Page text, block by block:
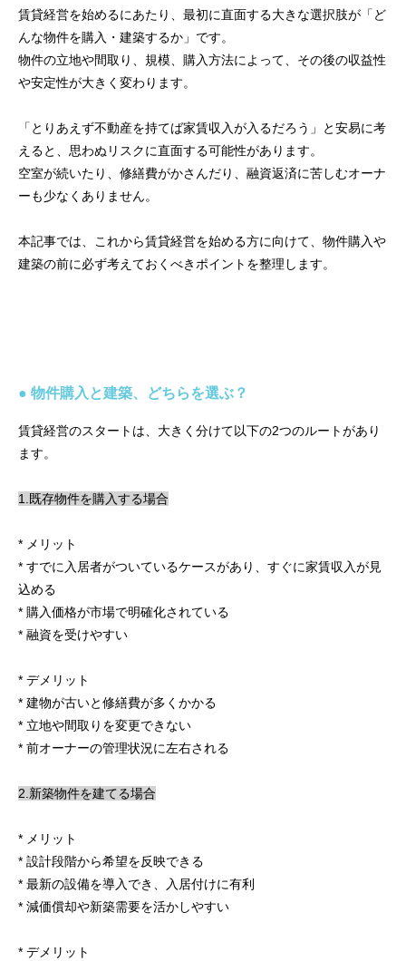
賃貸経営を始めるにあたり、最初に直面する大きな選択肢が「ど
んな物件を購入・建築するか」です。
物件の立地や間取り、規模、購入方法によって、その後の収益性
や安定性が大きく変わります。
「とりあえず不動産を持てば家賃収入が入るだろう」と安易に考
えると、思わぬリスクに直面する可能性があります。
空室が続いたり、修繕費がかさんだり、融資返済に苦しむオーナ
ーも少なくありません。
本記事では、これから賃貸経営を始める方に向けて、物件購入や
建築の前に必ず考えておくべきポイントを整理します。
● 物件購入と建築、どちらを選ぶ？
賃貸経営のスタートは、大きく分けて以下の2つのルートがあり
ます。
1.既存物件を購入する場合
* メリット
* すでに入居者がついているケースがあり、すぐに家賃収入が見
込める
* 購入価格が市場で明確化されている
* 融資を受けやすい
* デメリット
* 建物が古いと修繕費が多くかかる
* 立地や間取りを変更できない
* 前オーナーの管理状況に左右される
2.新築物件を建てる場合
* メリット
* 設計段階から希望を反映できる
* 最新の設備を導入でき、入居付けに有利
* 減価償却や新築需要を活かしやすい
* デメリット